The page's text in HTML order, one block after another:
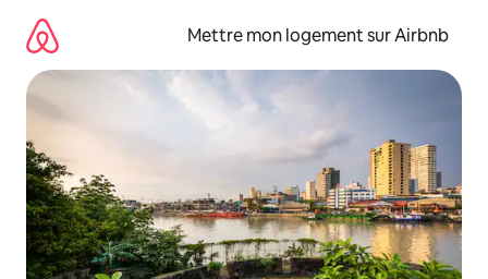
directement
contenu
Mettre mon logement sur Airbnb